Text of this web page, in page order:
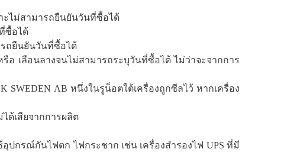
าะไม่สามารถยืนยันวันที่ซื้อได้
ซื้อได้
รถยืนยันวันที่ซื้อได้
อ เลือนลางจนไม่สามารถระบุวันที่ซื้อได้ ไม่ว่าจะจากการ
AB หนึ่งในรูน็อตใต้เครื่องถูกซีลไว้ หากเครื่อง
ด้เสียจากการผลิต
กรณ์กันไฟตก ไฟกระชาก เช่น เครื่องสำรองไฟ UPS ที่มี